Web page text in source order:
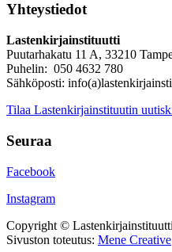
Yhteystiedot
Lastenkirjainstituutti
Puutarhakatu 11 A, 33210
Puhelin: 050 4632 780
Sähköposti:
Tilaa Lastenkirjainstituutin
Seuraa
Facebook
Instagram
Copyright © Lastenkirjainstituutti
Sivuston toteutus: Mene Creative